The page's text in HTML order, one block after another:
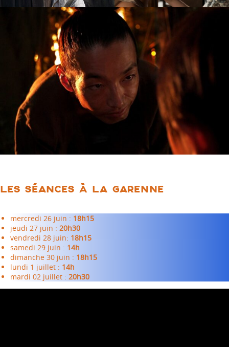
LES SÉANCES À LA GARENNE
mercredi 26 juin : 18h15
jeudi 27 juin : 20h30
vendredi 28 juin: 18h15
samedi 29 juin : 14h
dimanche 30 juin : 18h15
lundi 1 juillet : 14h
mardi 02 juillet : 20h30